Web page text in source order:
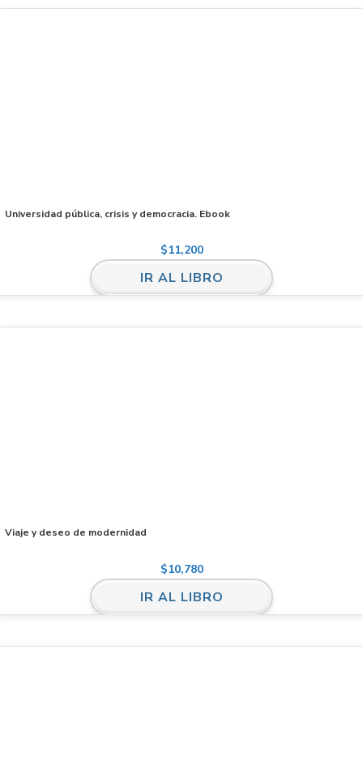
Universidad pública, crisis y democracia. Ebook
$11,200
IR AL LIBRO
Viaje y deseo de modernidad
$10,780
IR AL LIBRO